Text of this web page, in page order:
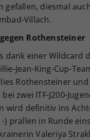
diesmal
Villach.
Rothensteiner
dank einer
Jean-King-Cup-
Rothensteiner
zwei ITF-J200-
wird definitiv ins
) prallen in Runde
Valeriya